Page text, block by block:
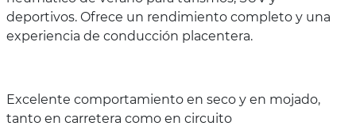
deportivos. Ofrece un rendimiento completo y una
experiencia de conducción placentera.
Excelente comportamiento en seco y en mojado,
tanto en carretera como en circuito